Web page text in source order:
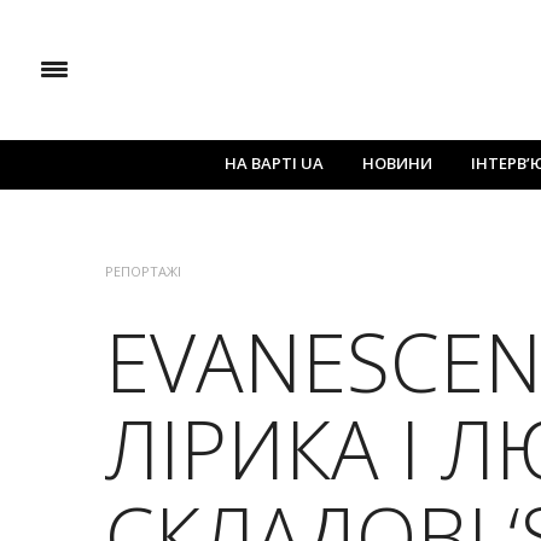
НА ВАРТІ UA НОВИНИ
РЕПОРТАЖІ
ЛІРИКА І